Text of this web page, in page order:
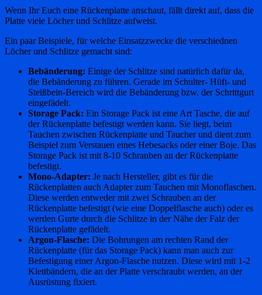
Wenn Ihr Euch eine Rückenplatte anschaut, fällt direkt auf, dass die
Platte viele Löcher und Schlitze aufweist.
Ein paar Beispiele, für welche Einsatzzwecke die verschiednen
Löcher und Schlitze gemacht sind:
Bebänderung: Einige der Schlitze sind natürlich dafür da,
die Bebänderung zu führen. Gerade im Schulter- Hüft- und
Steißbein-Bereich wird die Bebänderung bzw. der Schrittgurt
eingefädelt.
Storage Pack: Ein Storage Pack ist eine Art Tasche, die auf
der Rückenplatte befestigt werden kann. Sie liegt, beim
Tauchen zwischen Rückenplatte und Taucher und dient zum
Beispiel zum Verstauen eines Hebesacks oder einer Boje. Das
Storage Pack ist mit 8-10 Schrauben an der Rückenplatte
befestigt.
Mono-Adapter: Je nach Hersteller, gibt es für die
Rückenplatten auch Adapter zum Tauchen mit Monoflaschen.
Diese werden entweder mit zwei Schrauben an der
Rückenplatte befestigt (wie eine Doppelflasche auch) oder es
werden Gurte durch die Schlitze in der Nähe der Falz der
Rückenplatte gefädelt.
Argon-Flasche: Die Bohrungen am rechten Rand der
Rückenplatte (für das Storage Pack) kann man auch zur
Befestigung einer Argon-Flasche nutzen. Diese wird mit 1-2
Klettbändern, die an der Platte verschraubt werden, an der
Ausrüstung fixiert.